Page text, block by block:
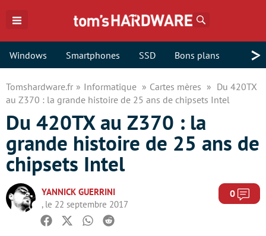
Windows Smartphones SSD Bons plans >
Tomshardware.fr Informatique Cartes mères
Du 420TX
au Z370 : la grande histoire de 25 ans de chipsets Intel
Du 420TX au Z370 : la
grande histoire de 25 ans de
chipsets Intel
YANNICK GUERRINI
, le 22 septembre 2017
0
Facebook
TwitterWhatsapp
Reddit